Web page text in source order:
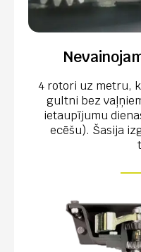
4 rotori uz metru,
gultni bez
ietaupījumu
ecēšu). Šasija